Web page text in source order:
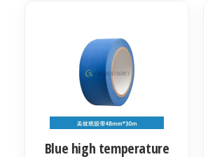
Blue high temperature